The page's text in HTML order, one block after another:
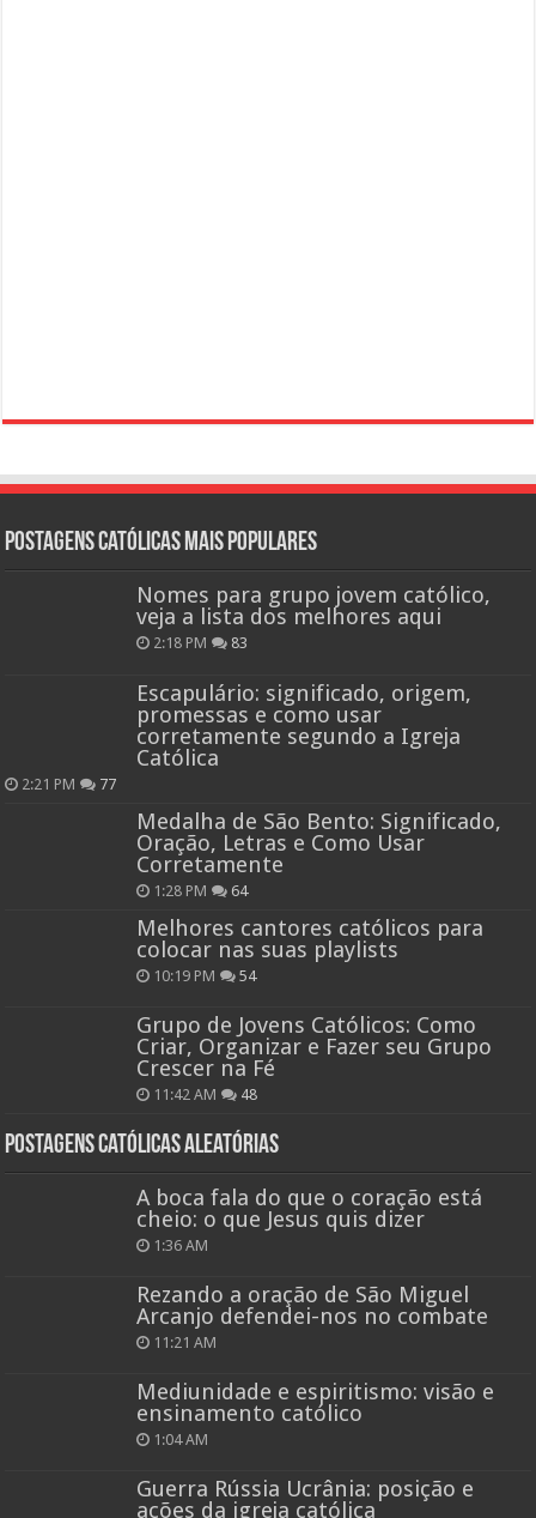
Postagens católicas mais Populares
Nomes para grupo jovem católico,
veja a lista dos melhores aqui
2:18 PM 83
Escapulário: significado, origem,
promessas e como usar
corretamente segundo a Igreja
Católica
2:21 PM 77
Medalha de São Bento: Significado,
Oração, Letras e Como Usar
Corretamente
1:28 PM 64
Melhores cantores católicos para
colocar nas suas playlists
10:19 PM 54
Grupo de Jovens Católicos: Como
Criar, Organizar e Fazer seu Grupo
Crescer na Fé
11:42 AM 48
Postagens católicas aleatórias
A boca fala do que o coração está
cheio: o que Jesus quis dizer
1:36 AM
Rezando a oração de São Miguel
Arcanjo defendei-nos no combate
11:21 AM
Mediunidade e espiritismo: visão e
ensinamento católico
1:04 AM
Guerra Rússia Ucrânia: posição e
ações da igreja católica